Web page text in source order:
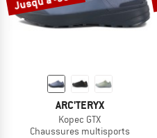
ARC'TERYX
Kopec GTX
Chaussures multisports